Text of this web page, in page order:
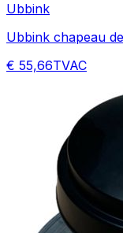
Ubbink
Ubbink chapeau
€ 55,66TVAC